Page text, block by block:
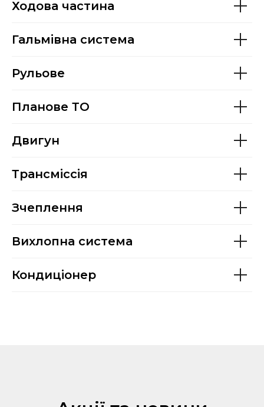
Ходова частина
Гальмівна система
Рульове
Планове ТО
Двигун
Трансміссія
Зчеплення
Вихлопна система
Кондиціонер